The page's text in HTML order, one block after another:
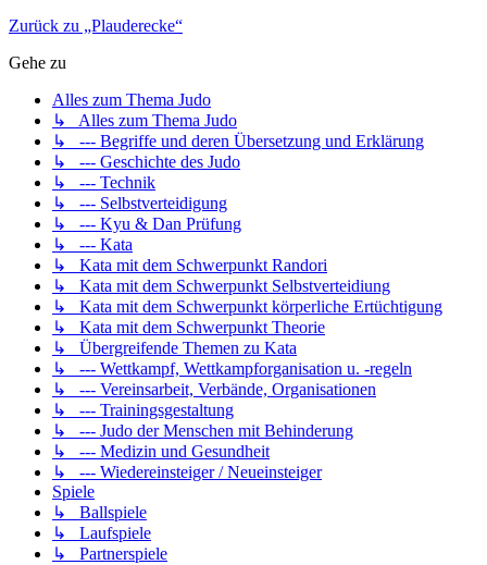
Zurück zu „Plauderecke“
Gehe zu
Alles zum Thema Judo
↳ Alles zum Thema Judo
↳ --- Begriffe und deren Übersetzung und Erklärung
↳ --- Geschichte des Judo
↳ --- Technik
↳ --- Selbstverteidigung
↳ --- Kyu & Dan Prüfung
↳ --- Kata
↳ Kata mit dem Schwerpunkt Randori
↳ Kata mit dem Schwerpunkt Selbstverteidiung
↳ Kata mit dem Schwerpunkt körperliche Ertüchtigung
↳ Kata mit dem Schwerpunkt Theorie
↳ Übergreifende Themen zu Kata
↳ --- Wettkampf, Wettkampforganisation u. -regeln
↳ --- Vereinsarbeit, Verbände, Organisationen
↳ --- Trainingsgestaltung
↳ --- Judo der Menschen mit Behinderung
↳ --- Medizin und Gesundheit
↳ --- Wiedereinsteiger / Neueinsteiger
Spiele
↳ Ballspiele
↳ Laufspiele
↳ Partnerspiele